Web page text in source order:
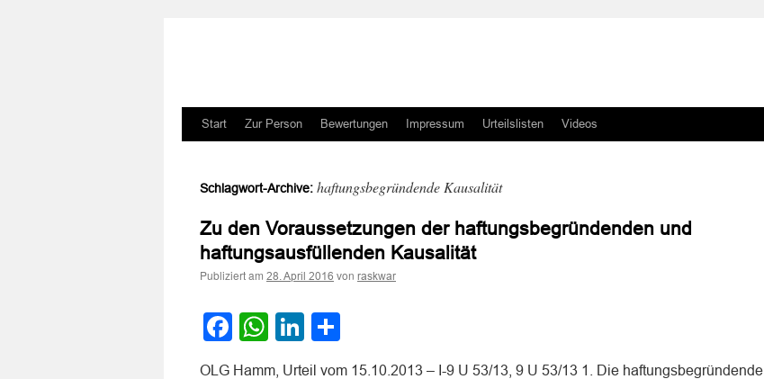
Zum
springen
Start Zur Person Bewertungen Impressum Urteilslisten Videos
Schlagwort-Archive: haftungsbegründende Kausalität
Zu den Voraussetzungen der haftungsbegründenden und
haftungsausfüllenden Kausalität
Publiziert am 28. April 2016 von raskwar
Facebook
WhatsApp
LinkedIn
OLG Hamm, Urteil vom 15.10.2013 – I-9 U 53/13, 9 U 53/13 1. Die haftungsbegründende